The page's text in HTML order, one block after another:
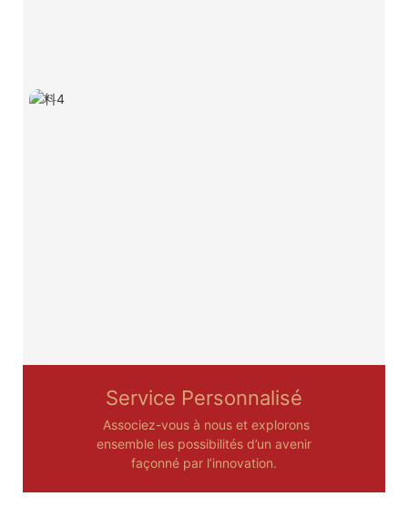
Service Personnalisé
Associez-vous à nous et explorons
ensemble les possibilités d’un avenir
façonné par l’innovation.